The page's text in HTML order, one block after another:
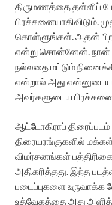
திருமணத்தை தள்ளிப்
பிரச்சனையாகிவிடும்.
கொள்ளுங்கள். அதன்
என்று சொன்னேன். நான்
நல்லதை மட்டும்
என்றால் அது
அவர்களுடைய
ஆட்டோகிராப்
திரையரங்குகளில்
விமர்சனங்கள்
அதிகரித்தது. இந்த
படைப்புகளை உருவாக்க
உத்வேகத்தை அது